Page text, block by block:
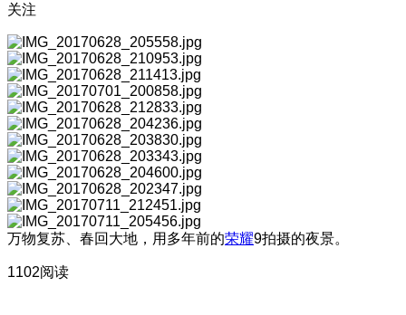
关注
万物复苏、春回大地，用多年前的荣耀9拍摄的夜景。
1102阅读